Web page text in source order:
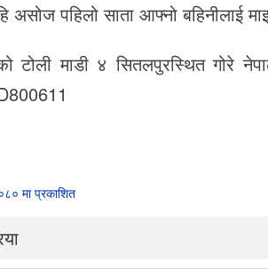
असोज पहिलो साता आफ्नो बहिनीलाई
टोली माडी ४ सितलपुरस्थित गोरे
मा प्रकाशित